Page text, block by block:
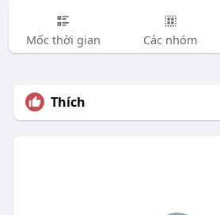
Mốc thời gian Các nhóm
Thích